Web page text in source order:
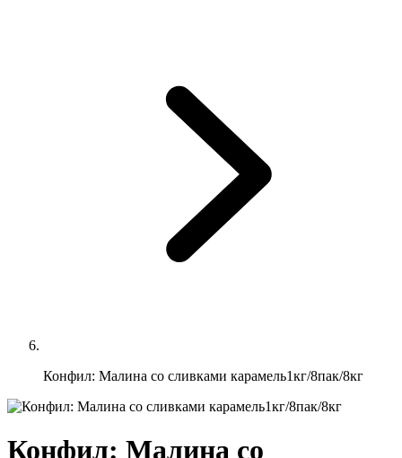
Конфил: Малина со сливками карамель1кг/8пак/8кг
Конфил: Малина со